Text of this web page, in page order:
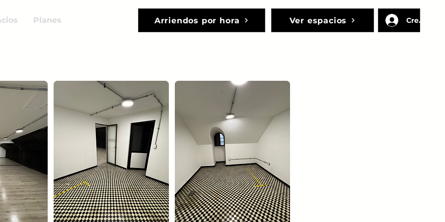
Planes Arriendos por hora Ver espacios Crear